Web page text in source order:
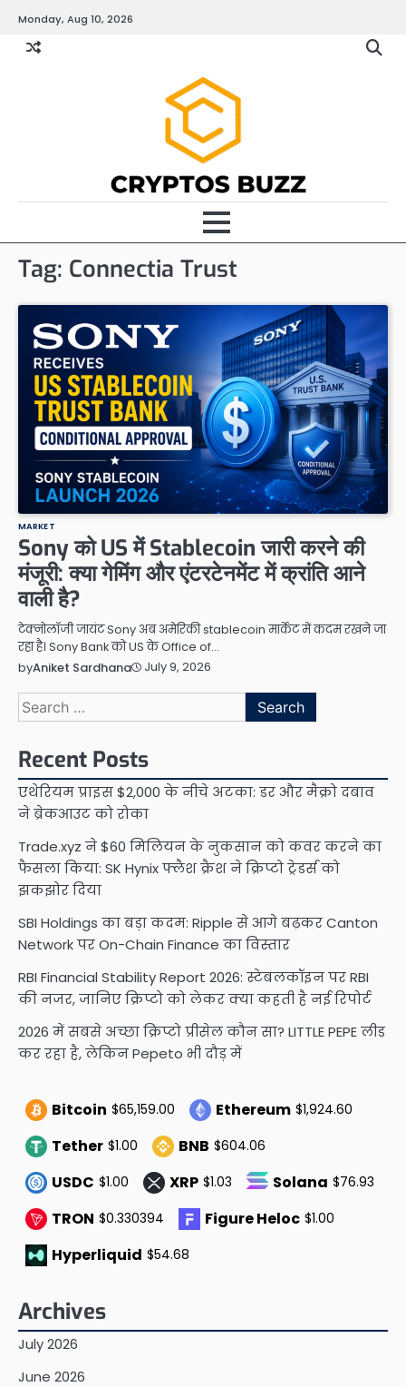
content
Monday, Aug 10, 2026
Tag: Connectia Trust
MARKET
Sony को US में Stablecoin जारी करने की
मंजूरी: क्या गेमिंग और एंटरटेनमेंट में क्रांति आने
वाली है?
टेक्नोलॉजी जायंट Sony अब अमेरिकी stablecoin मार्केट में कदम रखने जा
रहा है। Sony Bank को US के Office of…
byAniket Sardhana July 9, 2026
Search
for:
Recent Posts
एथेरियम प्राइस $2,000 के नीचे अटका: डर और मैक्रो दबाव
ने ब्रेकआउट को रोका
Trade.xyz ने $60 मिलियन के नुकसान को कवर करने का
फैसला किया: SK Hynix फ्लैश क्रैश ने क्रिप्टो ट्रेडर्स को
झकझोर दिया
SBI Holdings का बड़ा कदम: Ripple से आगे बढ़कर Canton
Network पर On-Chain Finance का विस्तार
RBI Financial Stability Report 2026: स्टेबलकॉइन पर RBI
की नजर, जानिए क्रिप्टो को लेकर क्या कहती है नई रिपोर्ट
2026 में सबसे अच्छा क्रिप्टो प्रीसेल कौन सा? LITTLE PEPE लीड
कर रहा है, लेकिन Pepeto भी दौड़ में
Bitcoin $65,159.00 Ethereum $1,924.60
Tether $1.00 BNB $604.06
USDC $1.00 XRP $1.03 Solana $76.93
TRON $0.330394 Figure Heloc $1.00
Hyperliquid $54.68
Archives
July 2026
June 2026